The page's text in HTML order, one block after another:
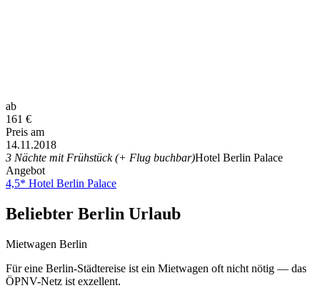
ab
161 €
Preis am
14.11.2018
3 Nächte mit Frühstück (+ Flug buchbar)Hotel Berlin Palace
Angebot
4,5* Hotel Berlin Palace
Beliebter Berlin Urlaub
Mietwagen Berlin
Für eine Berlin-Städtereise ist ein Mietwagen oft nicht nötig — das
ÖPNV-Netz ist exzellent.